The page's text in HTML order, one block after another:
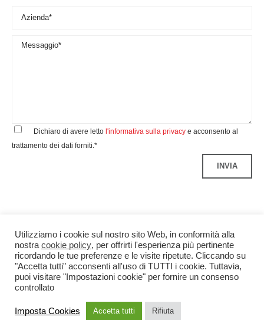
Dichiaro di avere letto l'informativa sulla privacye acconsento al
trattamento dei dati forniti.*
Privacy
Note Legali Cookie
Utilizziamo i cookie sul nostro sito Web, in conformità alla
nostra cookie policy, per offrirti l'esperienza più pertinente
ricordando le tue preferenze e le visite ripetute. Cliccando su
"Accetta tutti" acconsenti all'uso di TUTTI i cookie. Tuttavia,
puoi visitare "Impostazioni cookie" per fornire un consenso
controllato
Imposta Cookies Accetta tutti Rifiuta